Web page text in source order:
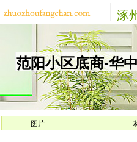
涿
范阳小区底商-华
图片